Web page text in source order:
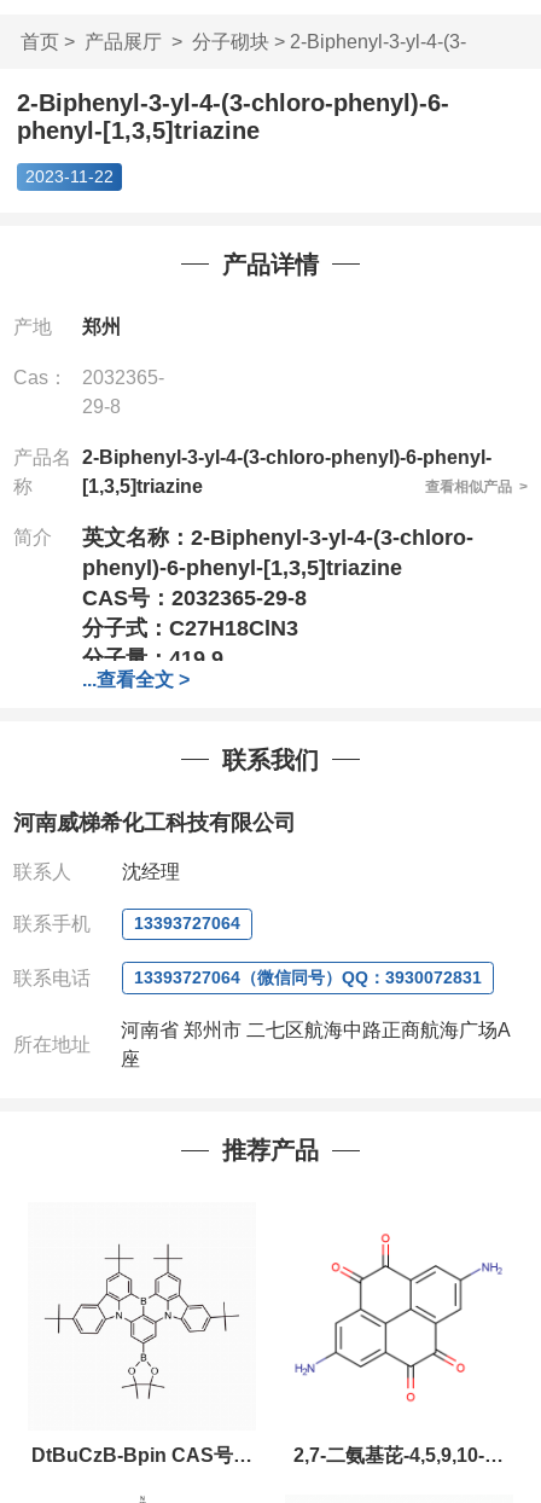
首页> 产品展厅> 分子砌块> 2-Biphenyl-3-yl-4-(3-
chloro-...
2-Biphenyl-3-yl-4-(3-chloro-phenyl)-6-
phenyl-[1,3,5]triazine
2023-11-22
产品详情
产地 郑州
Cas：
2032365-
29-8
产品名
称
2-Biphenyl-3-yl-4-(3-chloro-phenyl)-6-phenyl-
[1,3,5]triazine
查看相似产品 >
简介 英文名称： 2-Biphenyl-3-yl-4-(3-chloro-
phenyl)-6-phenyl-[1,3,5]triazine
CAS号：2032365-29-8
分子式： C27H18ClN3
分子量： 419.9
战略合作关系,携手共创美好未来!
专业、专注、专诚的为化学出力
针对高校或者国家科研单位
款,产品质量好,价格好,售后服务更好!!选择阿
尔法,会让您事半功倍!!!
0371-63377391、
QQ:3930072831
联系人：周经理(欢迎致电或者QQ、微
信联系)
注：店铺内只有部分产品，如需其他产品也可
有需要也可联系。
...查看全文 >
联系我们
河南威梯希化工科技有限公司
联系人 沈经理
联系手机 13393727064
联系电话 13393727064（微信同号）QQ：3930072831
所在地址
河南省 郑州市 二七区航海中路正商航海广场A
座
推荐产品
DtBuCzB-Bpin CAS号： 2,7-二氨基芘-4,5,9,10-四